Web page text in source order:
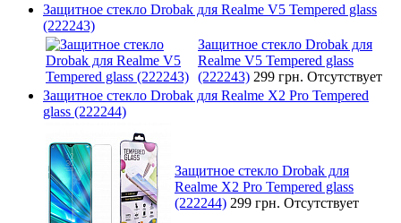
Защитное стекло Drobak для Realme V5 Tempered glass
(222243)
Защитное стекло Drobak для
Realme V5 Tempered glass
(222243) 299 грн. Отсутствует
Защитное стекло Drobak для Realme X2 Pro Tempered
glass (222244)
Защитное стекло Drobak для
Realme X2 Pro Tempered glass
(222244) 299 грн. Отсутствует